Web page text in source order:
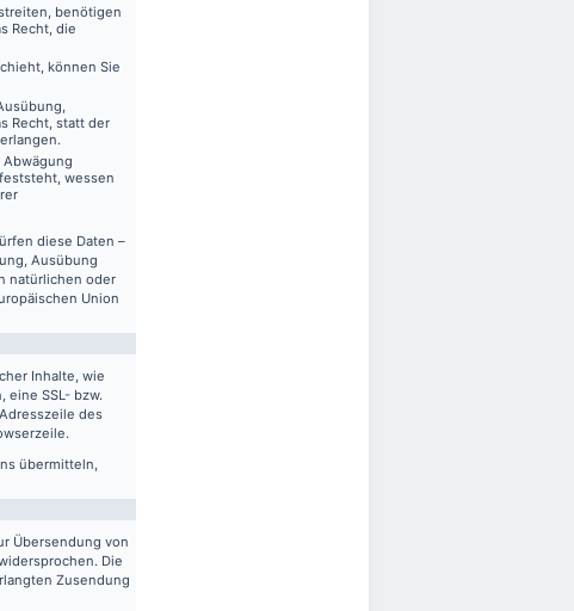
benötigen
Recht, die
können Sie
Recht, statt der
Abwägung
wessen
diese Daten –
Ausübung
natürlichen oder
Union
Inhalte, wie
eine SSL- bzw.
des
übermitteln,
Übersendung von
Die
Zusendung